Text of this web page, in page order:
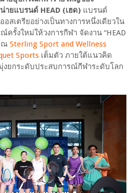
ายแบรนด์ HEAD (เฮด) แบรนด์
สเตรียอย่างเป็นทางการหนึ่งเดียวใน
ครั้งใหม่ให้วงการกีฬา จัดงาน “HEAD
ณ Sterling Sport and Wellness
Sportsเต็มตัว ภายใต้แนวคิด
มุ่งยกระดับประสบการณ์กีฬาระดับโลก